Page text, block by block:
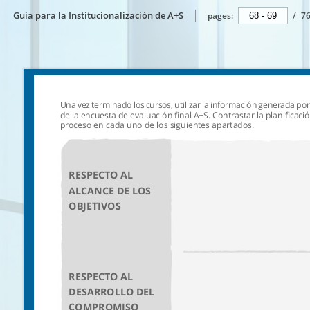
Guía para la Institucionalización de A+S pages: / 76